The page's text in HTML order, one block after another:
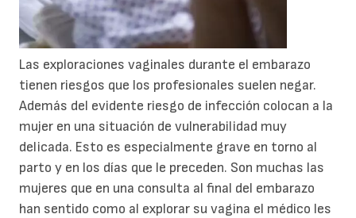
Las exploraciones vaginales durante el embarazo
tienen riesgos que los profesionales suelen negar.
Además del evidente riesgo de infección colocan a la
mujer en una situación de vulnerabilidad muy
delicada. Esto es especialmente grave en torno al
parto y en los días que le preceden. Son muchas las
mujeres que en una consulta al final del embarazo
han sentido como al explorar su vagina el médico les